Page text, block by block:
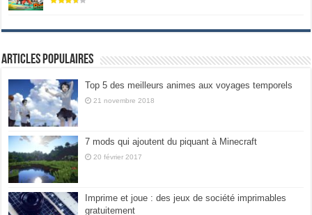
Articles populaires
Top 5 des meilleurs animes aux voyages temporels
21 novembre 2018
7 mods qui ajoutent du piquant à Minecraft
20 février 2017
Imprime et joue : des jeux de société imprimables
gratuitement